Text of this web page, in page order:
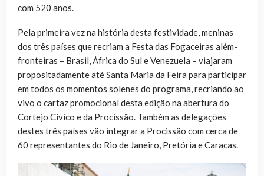
com 520 anos.
Pela primeira vez na história desta festividade, meninas
dos três países que recriam a Festa das Fogaceiras além-
fronteiras – Brasil, África do Sul e Venezuela – viajaram
propositadamente até Santa Maria da Feira para participar
em todos os momentos solenes do programa, recriando ao
vivo o cartaz promocional desta edição na abertura do
Cortejo Cívico e da Procissão. Também as delegações
destes três países vão integrar a Procissão com cerca de
60 representantes do Rio de Janeiro, Pretória e Caracas.